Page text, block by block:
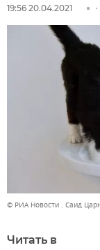
19:56 20.04.2021
© РИА Новости . Саид
Читать в